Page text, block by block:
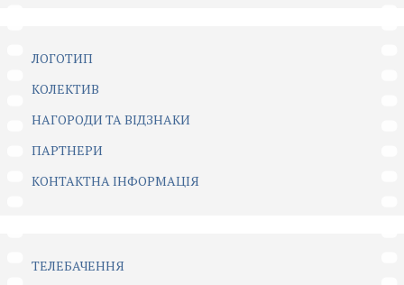
ЛОГОТИП
КОЛЕКТИВ
НАГОРОДИ ТА ВІДЗНАКИ
ПАРТНЕРИ
КОНТАКТНА ІНФОРМАЦІЯ
ТЕЛЕБАЧЕННЯ